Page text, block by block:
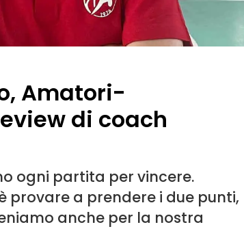
Amatori-
di coach
ogni partita per vincere.
provare a prendere i due punti,
anche per la nostra